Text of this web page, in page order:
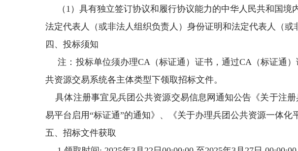
（ 1 ）具有独立签订协议和履行协议能力的中华人民共和国
法定代表人（或非法人组织负责人）身份证明和法定代表人（或
四、投标须知
注：投标单位须办理CA （标证通）证书，通过CA（标证通
共资源交易系统各主体类型下领取招标文件。
具体注册事宜见兵团公共资源交易信息网通知公告《关于注
易平台启用“标证通”的通知》、《关于办理兵团公共资源一体化
五、招标文件获取